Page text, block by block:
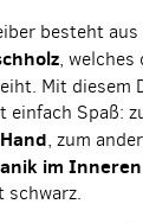
besteht aus
, welches
Mit diesem
einfach Spaß:
, zum
im
schwarz.